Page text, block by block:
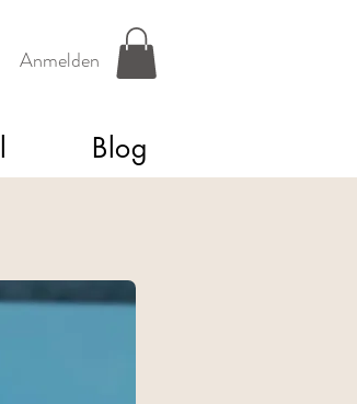
Anmelden
Blog